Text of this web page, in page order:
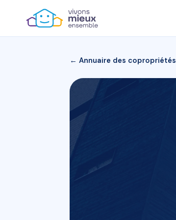
← Annuaire des copropriétés